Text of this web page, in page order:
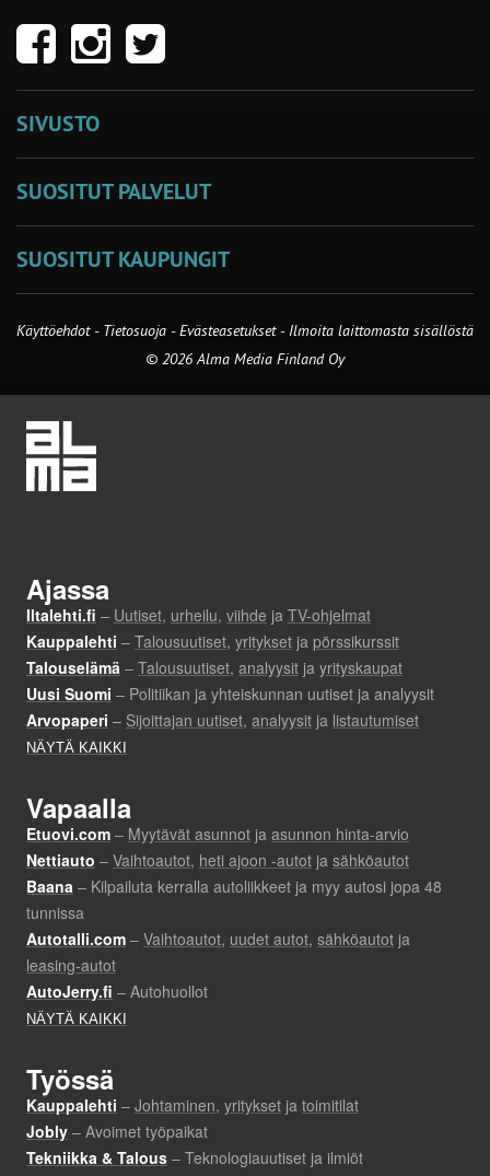
SIVUSTO
SUOSITUT PALVELUT
SUOSITUT KAUPUNGIT
Käyttöehdot - Tietosuoja -Evästeasetukset- Ilmoita laittomasta sisällöstä
© 2026 Alma Media Finland Oy